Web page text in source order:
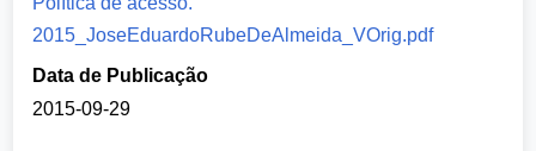
2015_JoseEduardoRubeDeAlmeida_VOrig.pdf
Data de Publicação
2015-09-29